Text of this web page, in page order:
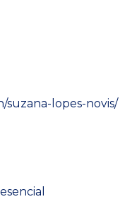
suzana-lopes-novis/